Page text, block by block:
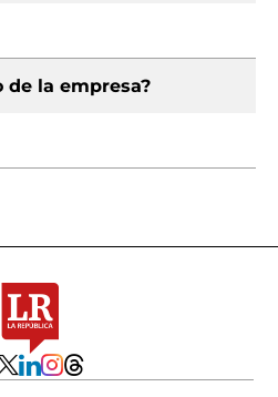
de la empresa?